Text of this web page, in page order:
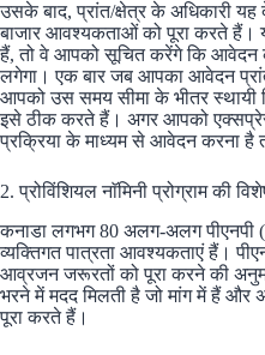
उसके बाद, प्रांत/क्षेत्र के अधिकारी
बाजार आवश्यकताओं को पूरा करते हैं।
हैं, तो वे आपको सूचित करेंगे कि आवेदन
लगेगा। एक बार जब आपका आवेदन
आपको उस समय सीमा के भीतर स्थायी
इसे ठीक करते हैं। अगर आपको
प्रक्रिया के माध्यम से आवेदन करना है
2. प्रोविंशियल नाॅमिनी प्रोग्राम की
कनाडा लगभग 80 अलग-अलग पीएनपी
व्यक्तिगत पात्रता आवश्यकताएं हैं।
आव्रजन जरूरतों को पूरा करने की
भरने में मदद मिलती है जो मांग में हैं और
पूरा करते हैं।